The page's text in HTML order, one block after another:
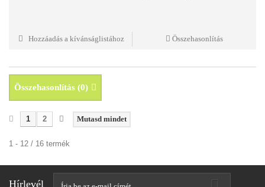
Hozzáadás a kívánságlistához Összehasonlítás
Összehasonlítás (0)
Mutasd mindet
1 2
1 - 12 / 16 termék
Hírlevél